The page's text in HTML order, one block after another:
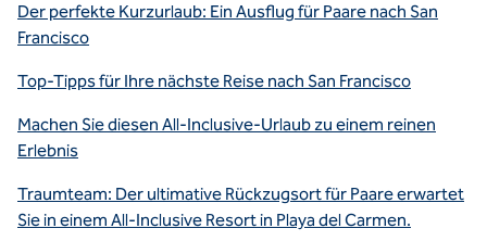
Der perfekte Kurzurlaub: Ein Ausflug für Paare nach San
Francisco
Top-Tipps für Ihre nächste Reise nach San Francisco
Machen Sie diesen All-Inclusive-Urlaub zu einem reinen
Erlebnis
Traumteam: Der ultimative Rückzugsort für Paare erwartet
Sie in einem All-Inclusive Resort in Playa del Carmen.